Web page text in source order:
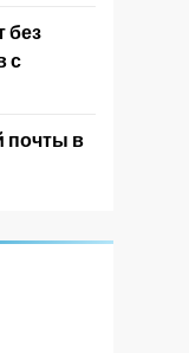
без
с
почты в